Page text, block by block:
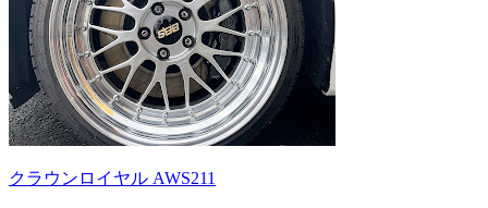
クラウンロイヤル AWS211